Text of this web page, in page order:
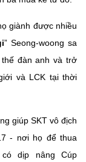
giành được nhiều
” Seong-woong sa
đàn anh và trở
và LCK tại thời
giúp SKT vô địch
- nơi họ để thua
dịp nâng Cúp